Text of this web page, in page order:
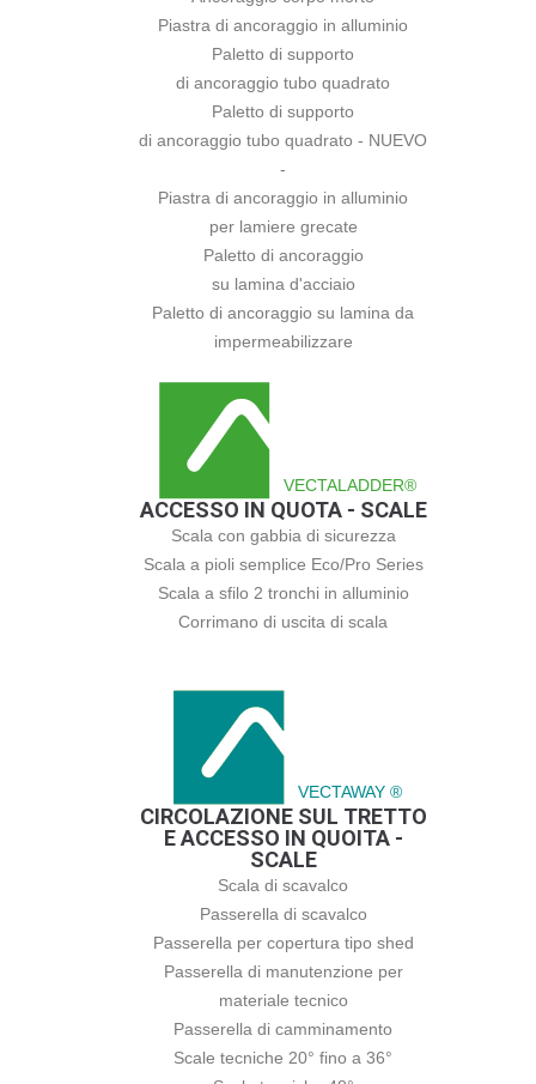
Piastra di ancoraggio in alluminio
Paletto di supporto
di ancoraggio tubo quadrato
Paletto di supporto
di ancoraggio tubo quadrato - NUEVO
-
Piastra di ancoraggio in alluminio
per lamiere grecate
Paletto di ancoraggio
su lamina d'acciaio
Paletto di ancoraggio su lamina da
impermeabilizzare
VECTALADDER®
ACCESSO IN QUOTA - SCALE
Scala con gabbia di sicurezza
Scala a pioli semplice Eco/Pro Series
Scala a sfilo 2 tronchi in alluminio
Corrimano di uscita di scala
VECTAWAY ®
CIRCOLAZIONE SUL TRETTO
E ACCESSO IN QUOITA -
SCALE
Scala di scavalco
Passerella di scavalco
Passerella per copertura tipo shed
Passerella di manutenzione per
materiale tecnico
Passerella di camminamento
Scale tecniche 20° fino a 36°